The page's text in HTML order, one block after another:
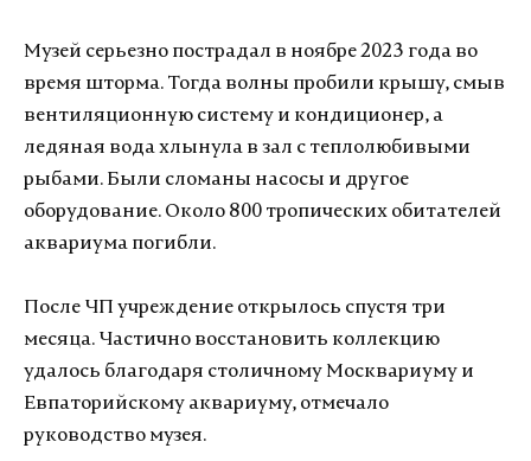
Музей серьезно пострадал в ноябре 2023 года во
время шторма. Тогда волны пробили крышу, смыв
вентиляционную систему и кондиционер, а
ледяная вода хлынула в зал с теплолюбивыми
рыбами. Были сломаны насосы и другое
оборудование. Около 800 тропических обитателей
аквариума погибли.
После ЧП учреждение открылось спустя три
месяца. Частично восстановить коллекцию
удалось благодаря столичному Москвариуму и
Евпаторийскому аквариуму, отмечало
руководство музея.